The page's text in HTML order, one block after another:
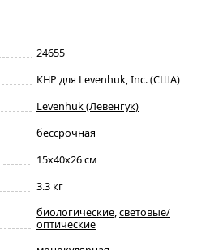
24655
КНР для Levenhuk, Inc. (США)
Levenhuk (Левенгук)
бессрочная
15x40x26 см
3.3 кг
биологические,световые/
оптические